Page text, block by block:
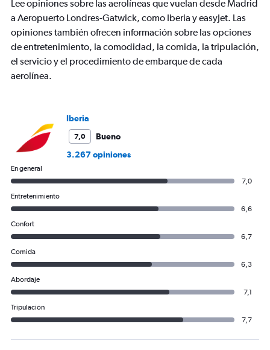
Lee opiniones sobre las aerolíneas que vuelan desde Madrid
a Aeropuerto Londres-Gatwick, como Iberia y easyJet. Las
opiniones también ofrecen información sobre las opciones
de entretenimiento, la comodidad, la comida, la tripulación,
el servicio y el procedimiento de embarque de cada
aerolínea.
Iberia
7,0
Bueno
3.267 opiniones
En general
7,0
Entretenimiento
6,6
Confort
6,7
Comida
6,3
Abordaje
7,1
Tripulación
7,7